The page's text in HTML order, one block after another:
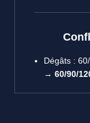
Dégâts :
→ 60/90/